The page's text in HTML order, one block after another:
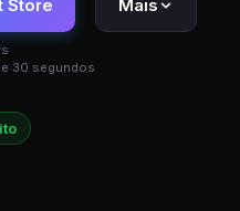
Store
30 segundos
Mais